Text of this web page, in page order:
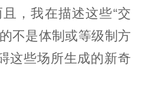
，我在描述这些“交
不是体制或等级制方
这些场所生成的新奇